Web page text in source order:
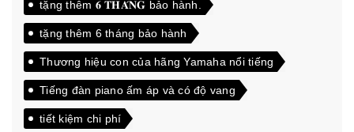
tặng thêm 𝟔 𝐓𝐇𝐀́𝐍𝐆 bảo hành.
tặng thêm 6 tháng bảo hành
Thương hiệu con của hãng Yamaha nổi tiếng
Tiếng đàn piano ấm áp và có độ vang
tiết kiệm chi phí